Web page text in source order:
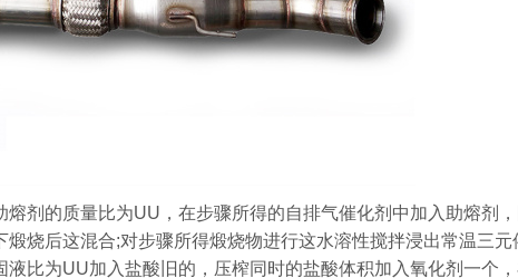
剂的质量比为UU，在步骤所得的自排气催化剂中加入助熔剂
烧后这混合;对步骤所得煅烧物进行这水溶性搅拌浸出常温三元
比为UU加入盐酸旧的，压榨同时的盐酸体积加入氧化剂一个